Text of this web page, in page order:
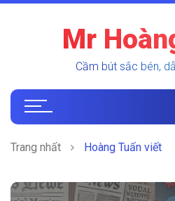
Mr
Cầm bút sắc bén,
Trang nhất Hoàng Tuấn viết